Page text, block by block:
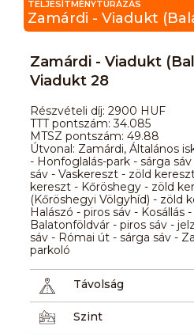
TELJESÍTMÉNYTÚRÁZÁS
Zamárdi - Viadukt
Viadukt 28
Részvételi díj: 2900 HUF
TTT pontszám: 34.085
MTSZ pontszám: 49.88
Útvonal: Zamárdi, Általános
- Honfoglalás-park - sárga
sáv - Vaskereszt - zöld
kereszt - Kőröshegy - zöld
(Kőröshegyi Völgyhíd) - zöld
Halászó - piros sáv - Kosállás
Balatonföldvár - piros sáv -
sáv - Római út - sárga sáv -
parkoló
Távolság
Szint